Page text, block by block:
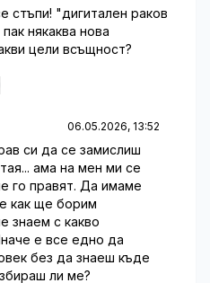
стъпи! "дигитален раков
някаква нова
цели всъщност?
06.05.2026, 13:52
си да се замислиш
ама на мен ми се
го правят. Да имаме
как ще борим
знаем с какво
е все едно да
без да знаеш къде
ли ме?